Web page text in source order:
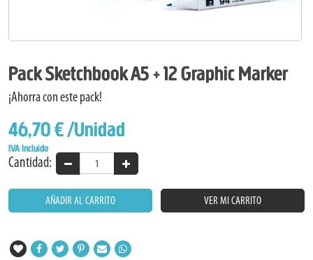
Pack Sketchbook A5 + 12 Graphic Marker
¡Ahorra con este pack!
46,70 €/Unidad
IVA Incluido
Cantidad:
AÑADIR AL CARRITO VER MI CARRITO